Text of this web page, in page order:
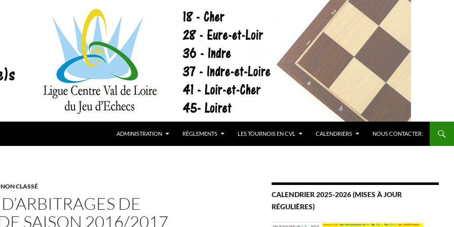
ADMINISTRATION RÈGLEMENTS LES TOURNOIS EN CVL CALENDRIERS NOUS CONTACTER:
NON CLASSÉ
DE
SAISON 2016/2017
CALENDRIER 2025-2026 (MISES À JOUR
RÉGULIÈRES)